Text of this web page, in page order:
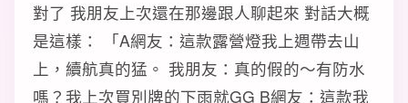
對了 我朋友上次還在那邊跟人聊起來 對話大概
是這樣： 「A網友：這款露營燈我上週帶去山
上，續航真的猛。 我朋友：真的假的～有防水
嗎？我上次買別牌的下雨就GG B網友：這款我